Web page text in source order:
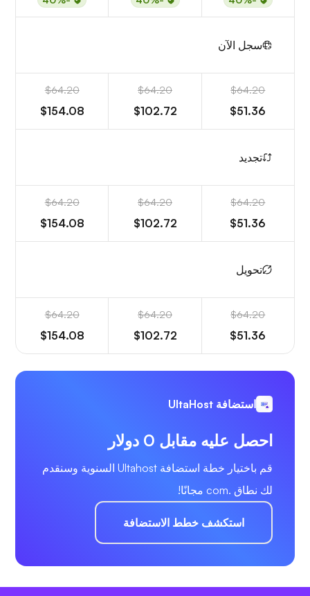
سجل الآن
$64.20
$51.36
$64.20
$102.72
$64.20
$154.08
تجديد
$64.20
$51.36
$64.20
$102.72
$64.20
$154.08
تحويل
$64.20
$51.36
$64.20
$102.72
$64.20
$154.08
استضافة UltaHost
احصل عليه مقابل 0 دولار
قم باختيار خطة استضافة Ultahost السنوية وسنقدم
لك نطاق .com مجانًا!
استكشف خطط الاستضافة